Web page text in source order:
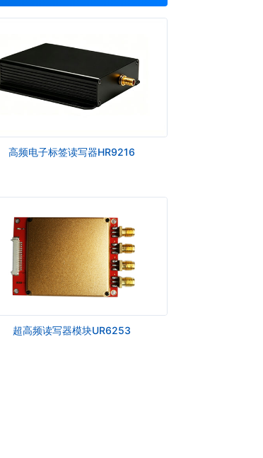
高频电子标签读写器HR9216
超高频读写器模块UR6253